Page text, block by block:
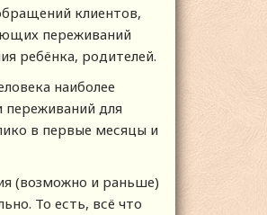
клиентов,
переживаний
ребёнка, родителей.
наиболее
для
в первые месяцы и
(возможно и раньше)
То есть, всё что